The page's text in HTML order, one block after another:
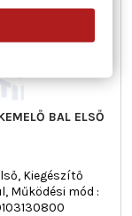
BAL ELSŐ
Kiegészítő
Működési mód :